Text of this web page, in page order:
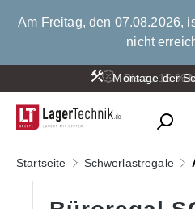
springen
Am Freitag, den 07.08.2026,
nicht
Montage der
Startseite Schwerlastregale